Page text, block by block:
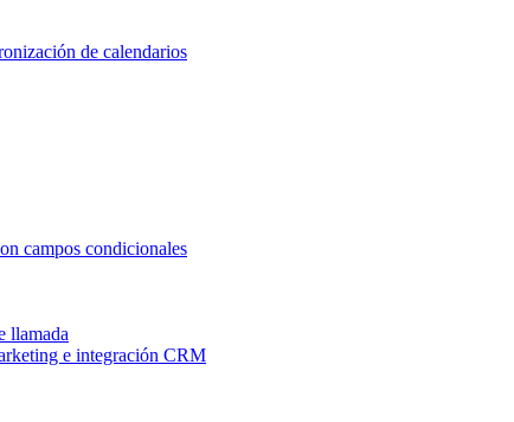
de calendarios
campos condicionales
llamada
e integración CRM